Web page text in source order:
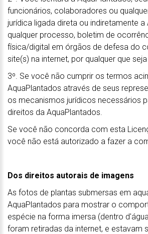
funcionários, colaboradores ou
jurídica ligada direta ou indiretamente a
qualquer processo, boletim de
física/digital em órgãos de defesa do
site(s) na internet, por qualquer que
3º. Se você não cumprir os termos
AquaPlantados através de seus
os mecanismos jurídicos necessários
direitos da AquaPlantados.
Se você não concorda com esta
você não está autorizado a fazer a
Dos direitos autorais de imagens
As fotos de plantas submersas em
AquaPlantados para mostrar o
espécie na forma imersa (dentro
foram retiradas da internet, e estavam